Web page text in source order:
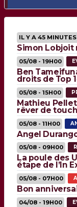
IL Y A 45 MINUTES
Simon Lobjoit
05/08 - 19H00
Ben
droits de Top
05/08 - 15H00
Mathieu
rêver de
05/08 - 11H00
Angel
05/08 - 09H00
La poule des
étape de l’In
05/08 - 07H00
Bon
04/08 - 19H00